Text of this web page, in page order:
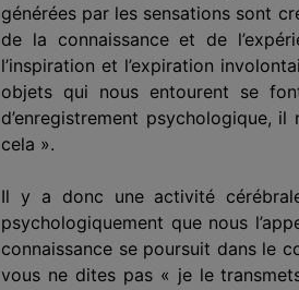
générées par les sensations sont
de la connaissance et de
l’inspiration et l’expiration
objets qui nous entourent se
d’enregistrement psychologique,
cela ».
Il y a donc une activité
psychologiquement que nous
connaissance se poursuit dans le
vous ne dites pas « je le